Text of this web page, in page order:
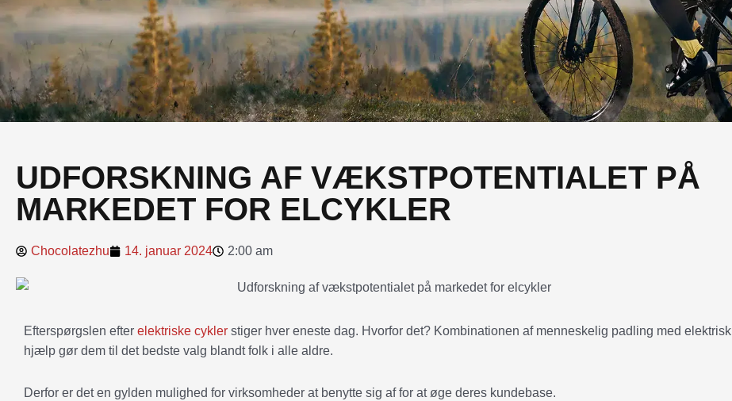
UDFORSKNING AF VÆKSTPOTENTIALET PÅ
MARKEDET FOR ELCYKLER
Chocolatezhu 14. januar 2024 2:00 am
Efterspørgslen efter elektriske cykler stiger hver eneste dag. Hvorfor det? Kombinationen af menneskelig padling med elektrisk
hjælp gør dem til det bedste valg blandt folk i alle aldre.
Derfor er det en gylden mulighed for virksomheder at benytte sig af for at øge deres kundebase.